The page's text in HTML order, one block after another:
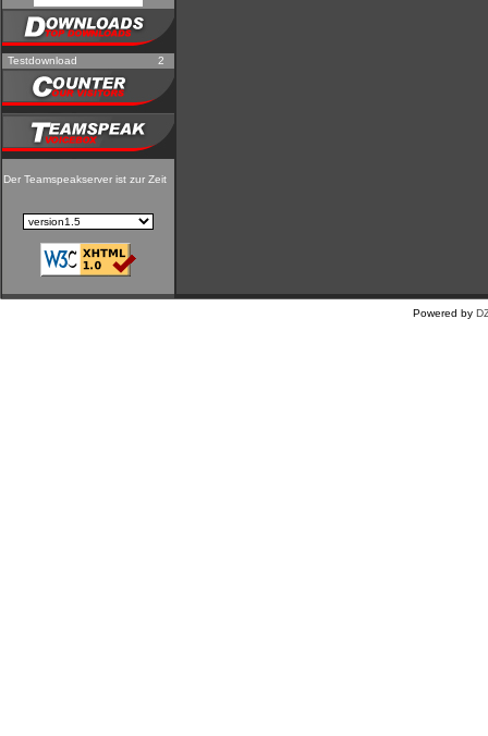
Testdownload 2
Der Teamspeakserver ist zur Zeit nicht erreichbar!
Powered by